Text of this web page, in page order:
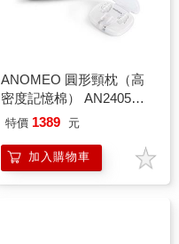
ANOMEO 圓形頸枕（高
密度記憶棉） AN2405＋
睡眠耳塞AN2425
特價 1389 元
加入購物車